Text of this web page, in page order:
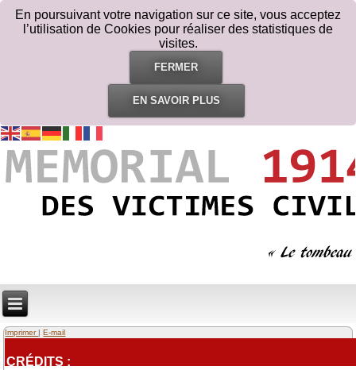
En poursuivant votre navigation sur ce site, vous acceptez
l’utilisation de Cookies pour réaliser des statistiques de
visites.
FERMER
EN SAVOIR PLUS
Imprimer E-mail
CRÉDITS :